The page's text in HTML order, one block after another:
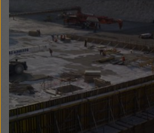
Puede encontrar más
cookiesen nuestra política de
ofrecemos la opción de
(configuración avanzada de